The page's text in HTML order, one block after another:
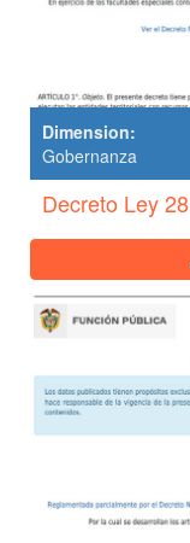
Dimension:
Gobernanza
Decreto Ley